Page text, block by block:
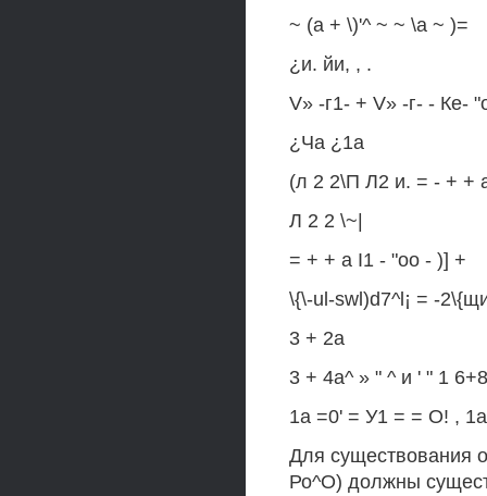
~ (а + \)'^ ~ ~ \а ~ )=
¿и. йи, , .
V» -г1- + V» -г- - Ке-
¿Ча ¿1а
(л 2 2\П Л2 и. = - + +
Л 2 2 \~|
= + + а I1 - "оо - )] +
\{\-ul-swl)d7^l¡ = -
3 + 2а
3 + 4а^ » " ^ и ' " 1
1а =0' = У1 = = О! ,
Для существования
Ро^О) должны